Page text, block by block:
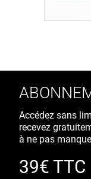
Accédez sans
recevez
à ne pas
39€ TTC